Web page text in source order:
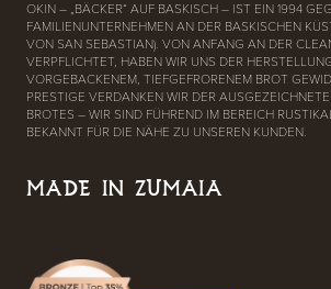
OKIN – „BÄCKER“ AUF BASKISCH – IST EIN 1994
FAMILIENUNTERNEHMEN AN DER BASKISCHEN
VON SAN SEBASTIAN). VON ANFANG AN DER
VERPFLICHTET, HABEN WIR UNS DER
VORGEBACKENEM, TIEFGEFRORENEM BROT
PRESTIGE VERDANKEN WIR DER
BROTES – WIR SIND FÜHREND IM BEREICH
BEKANNT FÜR DIE NÄHE ZU UNSEREN KUNDEN.
MADE IN ZUMAIA